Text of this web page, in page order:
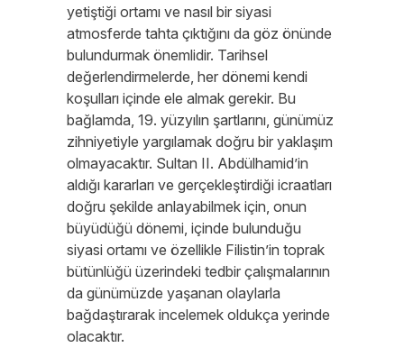
yetiştiği ortamı ve nasıl bir siyasi
atmosferde tahta çıktığını da göz önünde
bulundurmak önemlidir. Tarihsel
değerlendirmelerde, her dönemi kendi
koşulları içinde ele almak gerekir. Bu
bağlamda, 19. yüzyılın şartlarını, günümüz
zihniyetiyle yargılamak doğru bir yaklaşım
olmayacaktır. Sultan II. Abdülhamid’in
aldığı kararları ve gerçekleştirdiği icraatları
doğru şekilde anlayabilmek için, onun
büyüdüğü dönemi, içinde bulunduğu
siyasi ortamı ve özellikle Filistin’in toprak
bütünlüğü üzerindeki tedbir çalışmalarının
da günümüzde yaşanan olaylarla
bağdaştırarak incelemek oldukça yerinde
olacaktır.